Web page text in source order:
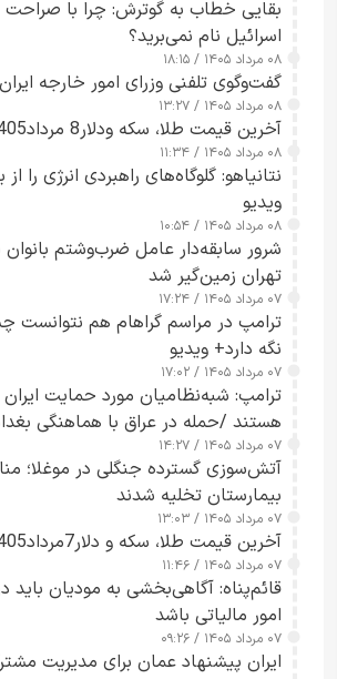
بقایی خطاب به گوترش: چرا با صراحت
اسرائیل نام نمی‌برید؟
۰۸ مرداد ۱۴۰۵ / ۱۸:۱۵
گفت‌وگوی تلفنی وزرای امور خارجه
۰۸ مرداد ۱۴۰۵ / ۱۳:۲۷
آخرین قیمت طلا، سکه ودلار8 مرداد1405
۰۸ مرداد ۱۴۰۵ / ۱۱:۳۴
نتانیاهو: گلوگاه‌های راهبردی انرژی را
ویدیو
۰۸ مرداد ۱۴۰۵ / ۱۰:۵۴
شرور سابقه‌دار عامل ضرب‌وشتم
تهران زمین‌گیر شد
۰۷ مرداد ۱۴۰۵ / ۱۷:۲۴
ترامپ در مراسم گراهام هم نتوانست
نگه دارد+ ویدیو
۰۷ مرداد ۱۴۰۵ / ۱۷:۰۲
ترامپ: شبه‌نظامیان مورد حمایت
هستند /حمله در عراق با هماهنگی
۰۷ مرداد ۱۴۰۵ / ۱۴:۲۷
آتش‌سوزی گسترده جنگلی در موغلا؛
بیمارستان تخلیه شدند
۰۷ مرداد ۱۴۰۵ / ۱۳:۰۳
آخرین قیمت طلا، سکه و دلار7مرداد1405
۰۷ مرداد ۱۴۰۵ / ۱۱:۴۶
قائم‌پناه: آگاهی‌بخشی به مودیان باید
امور مالیاتی باشد
۰۷ مرداد ۱۴۰۵ / ۰۹:۲۶
ایران پیشنهاد عمان برای مدیریت